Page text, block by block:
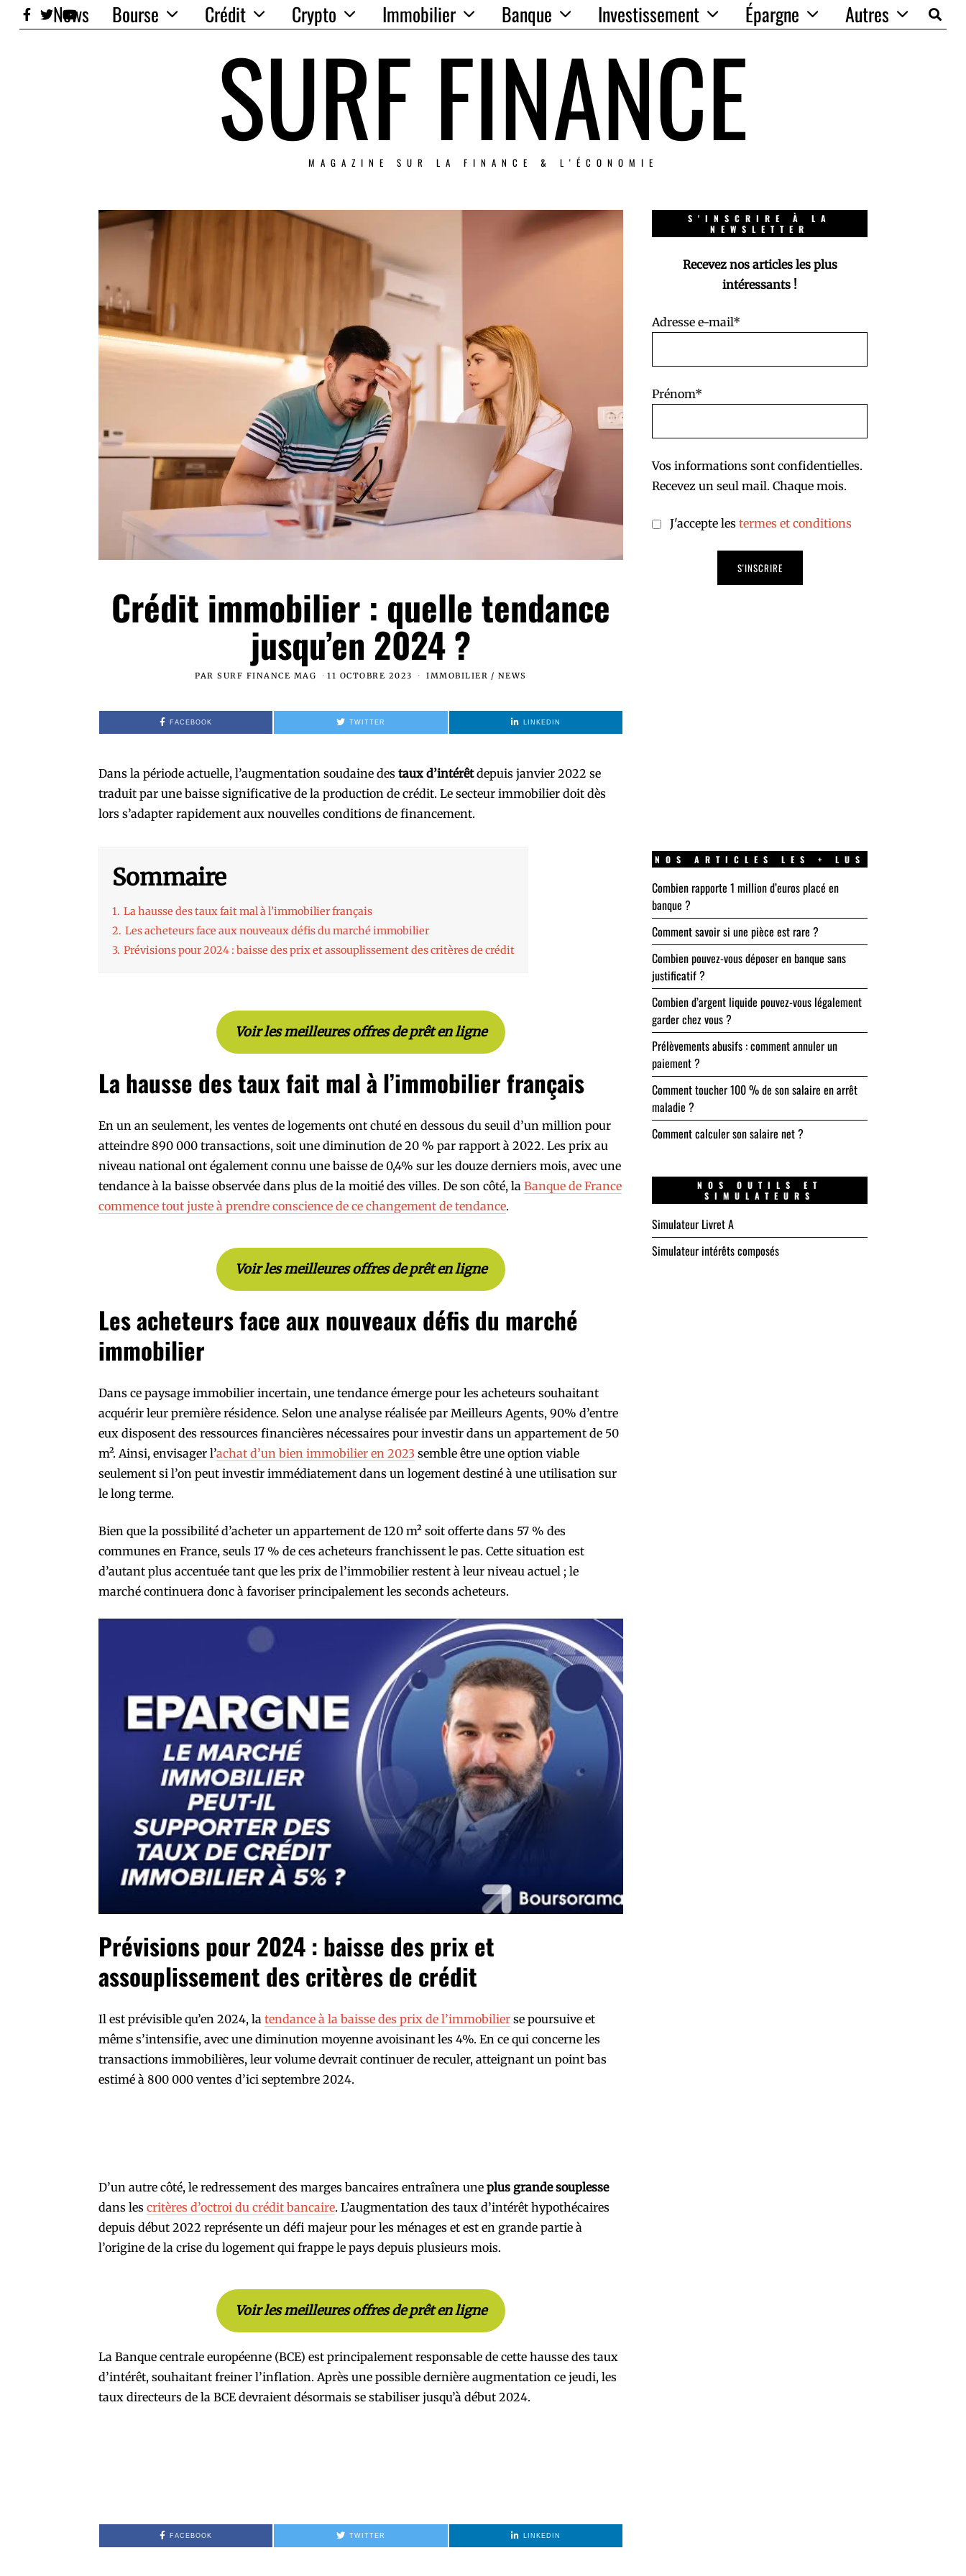
News Bourse Crédit Crypto Immobilier Banque Investissement Épargne Autres
SURF FINANCE
MAGAZINE SUR LA FINANCE & L'ÉCONOMIE
Crédit immobilier : quelle tendance
jusqu’en 2024 ?
PARSURF FINANCE MAG 11 OCTOBRE 2023 IMMOBILIER / NEWS
FACEBOOK TWITTER LINKEDIN
Dans la période actuelle, l’augmentation soudaine des taux d’intérêtdepuis janvier 2022 se
traduit par une baisse significative de la production de crédit. Le secteur immobilier doit dès
lors s’adapter rapidement aux nouvelles conditions de financement.
Sommaire
1. La hausse des taux fait mal à l’immobilier français
2. Les acheteurs face aux nouveaux défis du marché immobilier
3. Prévisions pour 2024 : baisse des prix et assouplissement des critères de crédit
Voir les meilleures offres de prêt en ligne
La hausse des taux fait mal à l’immobilier français
En un an seulement, les ventes de logements ont chuté en dessous du seuil d’un million pour
atteindre 890 000 transactions, soit une diminution de 20 % par rapport à 2022. Les prix au
niveau national ont également connu une baisse de 0,4% sur les douze derniers mois, avec une
tendance à la baisse observée dans plus de la moitié des villes. De son côté, la Banque de France
commence tout juste à prendre conscience de ce changement de tendance.
Voir les meilleures offres de prêt en ligne
Les acheteurs face aux nouveaux défis du marché
immobilier
Dans ce paysage immobilier incertain, une tendance émerge pour les acheteurs souhaitant
acquérir leur première résidence. Selon une analyse réalisée par Meilleurs Agents, 90% d’entre
eux disposent des ressources financières nécessaires pour investir dans un appartement de 50
m². Ainsi, envisager l’achat d’un bien immobilier en 2023 semble être une option viable
seulement si l’on peut investir immédiatement dans un logement destiné à une utilisation sur
le long terme.
Bien que la possibilité d’acheter un appartement de 120 m² soit offerte dans 57 % des
communes en France, seuls 17 % de ces acheteurs franchissent le pas. Cette situation est
d’autant plus accentuée tant que les prix de l’immobilier restent à leur niveau actuel ; le
marché continuera donc à favoriser principalement les seconds acheteurs.
Prévisions pour 2024 : baisse des prix et
assouplissement des critères de crédit
Il est prévisible qu’en 2024, la tendance à la baisse des prix de l’immobilier se poursuive et
même s’intensifie, avec une diminution moyenne avoisinant les 4%. En ce qui concerne les
transactions immobilières, leur volume devrait continuer de reculer, atteignant un point bas
estimé à 800 000 ventes d’ici septembre 2024.
D’un autre côté, le redressement des marges bancaires entraînera une plus grande souplesse
dans les critères d’octroi du crédit bancaire. L’augmentation des taux d’intérêt hypothécaires
depuis début 2022 représente un défi majeur pour les ménages et est en grande partie à
l’origine de la crise du logement qui frappe le pays depuis plusieurs mois.
Voir les meilleures offres de prêt en ligne
La Banque centrale européenne (BCE) est principalement responsable de cette hausse des taux
d’intérêt, souhaitant freiner l’inflation. Après une possible dernière augmentation ce jeudi, les
taux directeurs de la BCE devraient désormais se stabiliser jusqu’à début 2024.
FACEBOOK TWITTER LINKEDIN
S'INSCRIRE À LA
NEWSLETTER
Recevez nos articles les plus
intéressants !
Adresse e-mail*
Prénom*
Vos informations sont confidentielles.
Recevez un seul mail. Chaque mois.
J'accepte les termes et conditions
NOS ARTICLES LES + LUS
Combien rapporte 1 million d’euros placé en
banque ?
Comment savoir si une pièce est rare ?
Combien pouvez-vous déposer en banque sans
justificatif ?
Combien d’argent liquide pouvez-vous légalement
garder chez vous ?
Prélèvements abusifs : comment annuler un
paiement ?
Comment toucher 100 % de son salaire en arrêt
maladie ?
Comment calculer son salaire net ?
NOS OUTILS ET
SIMULATEURS
Simulateur Livret A
Simulateur intérêts composés